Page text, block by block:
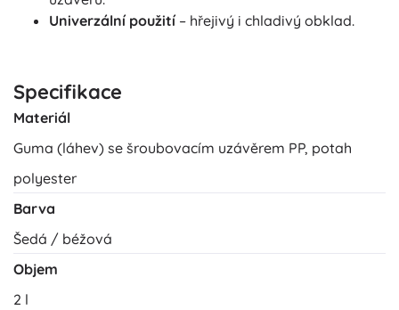
Univerzální použití – hřejivý i chladivý obklad.
Specifikace
Materiál
Guma (láhev) se šroubovacím uzávěrem PP, potah
polyester
Barva
Šedá / béžová
Objem
2 l